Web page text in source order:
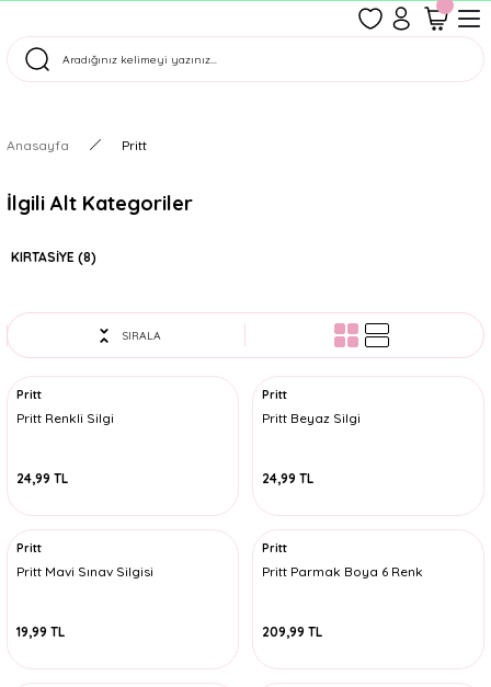
Tüm Siparişler Aynı Gün Kargoda!
Anasayfa Pritt
İlgili Alt Kategoriler
KIRTASİYE (8)
SIRALA
Pritt
Pritt Renkli Silgi
24,99 TL
Pritt
Pritt Beyaz Silgi
24,99 TL
Pritt
Pritt Mavi Sınav Silgisi
19,99 TL
Pritt
Pritt Parmak Boya 6 Renk
209,99 TL